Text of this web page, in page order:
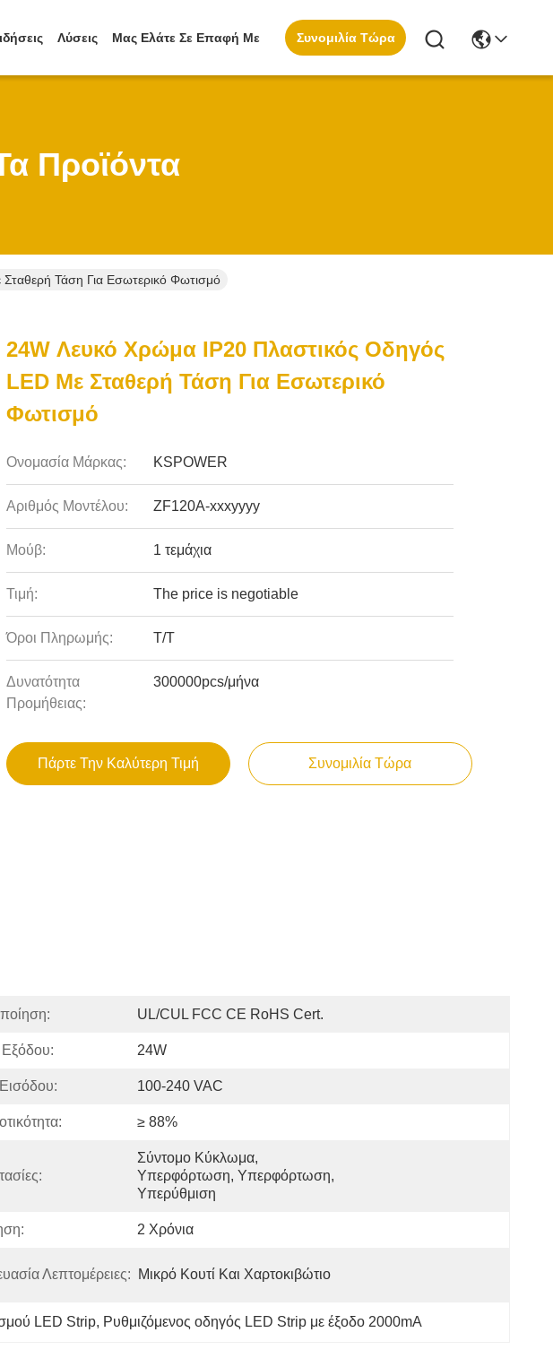
Λύσεις Μας Ελάτε Σε Επαφή Με Συνομιλία Τώρα
Προϊόντα
Τάση Για Εσωτερικό Φωτισμό
24W Λευκό Χρώμα IP20 Πλαστικός Οδηγός
LED Με Σταθερή Τάση Για Εσωτερικό
Φωτισμό
Ονομασία Μάρκας: KSPOWER
Αριθμός Μοντέλου: ZF120A-xxxyyyy
Μούβ: 1 τεμάχια
Τιμή: The price is negotiable
Όροι Πληρωμής: T/T
Δυνατότητα
Προμήθειας:
300000pcs/μήνα
Πάρτε Την Καλύτερη Τιμή Συνομιλία Τώρα
UL/cUL FCC CE RoHS Cert.
Εξόδου: 24W
100-240 VAC
≥ 88%
Σύντομο Κύκλωμα,
Υπερφόρτωση, Υπερφόρτωση,
Υπερύθμιση
2 Χρόνια
Λεπτομέρειες: Μικρό Κουτί Και Χαρτοκιβώτιο
LED Strip, Ρυθμιζόμενος οδηγός LED Strip με έξοδο 2000mA